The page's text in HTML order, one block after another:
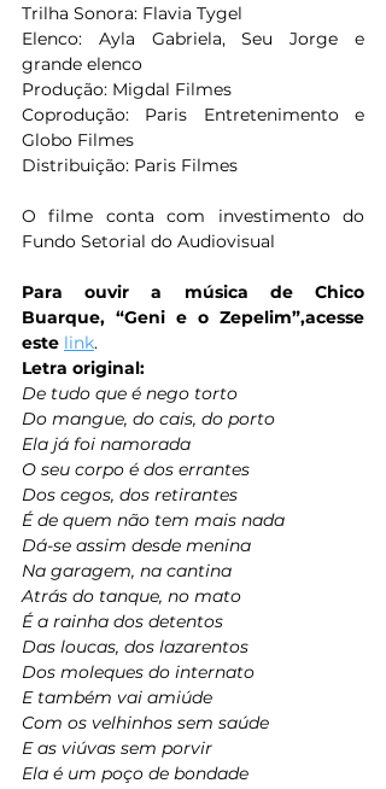
Trilha Sonora: Flavia Tygel
Elenco: Ayla Gabriela, Seu Jorge e
grande elenco
Produção: Migdal Filmes
Coprodução: Paris Entretenimento e
Globo Filmes
Distribuição: Paris Filmes
O filme conta com investimento do
Fundo Setorial do Audiovisual
Para ouvir a música de Chico
Buarque, “Geni e o Zepelim”,acesse
este link.
Letra original:
De tudo que é nego torto
Do mangue, do cais, do porto
Ela já foi namorada
O seu corpo é dos errantes
Dos cegos, dos retirantes
É de quem não tem mais nada
Dá-se assim desde menina
Na garagem, na cantina
Atrás do tanque, no mato
É a rainha dos detentos
Das loucas, dos lazarentos
Dos moleques do internato
E também vai amiúde
Com os velhinhos sem saúde
E as viúvas sem porvir
Ela é um poço de bondade